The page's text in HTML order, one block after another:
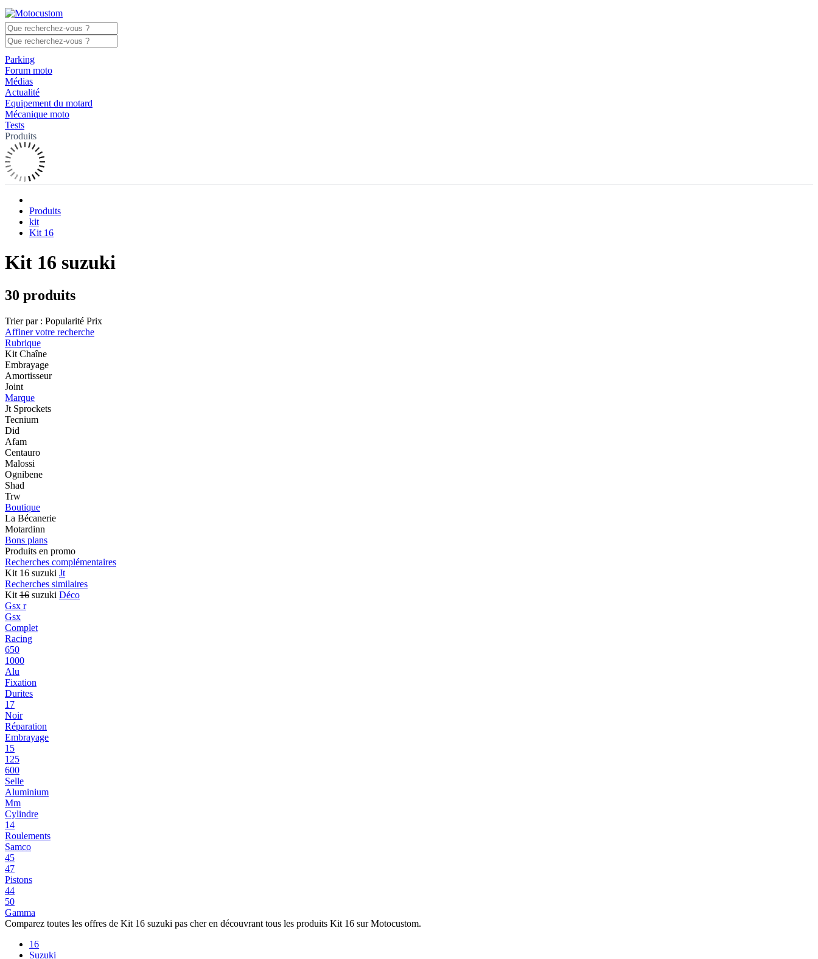
Parking
Forum moto
Médias
Actualité
Equipement du motard
Mécanique moto
Tests
Produits
Produits
kit
Kit 16
Kit 16 suzuki
30 produits
Trier par : Popularité Prix
Affiner votre recherche
Rubrique
Kit Chaîne
Embrayage
Amortisseur
Joint
Marque
Jt Sprockets
Tecnium
Did
Afam
Centauro
Malossi
Ognibene
Shad
Trw
Boutique
La Bécanerie
Motardinn
Bons plans
Produits en promo
Recherches complémentaires
Kit 16 suzuki Jt
Recherches similaires
Kit 16 suzuki Déco
Gsx r
Gsx
Complet
Racing
650
1000
Alu
Fixation
Durites
17
Noir
Réparation
Embrayage
15
125
600
Selle
Aluminium
Mm
Cylindre
14
Roulements
Samco
45
47
Pistons
44
50
Gamma
Comparez toutes les offres de Kit 16 suzuki pas cher en découvrant tous les produits Kit 16 sur Motocustom.
16
Suzuki